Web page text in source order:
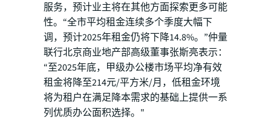
服务，预计业主将在其他方面探索更多可能
性。“全市平均租金连续多个季度大幅下
调，预计2025年租金仍将下降14.8%。”仲量
联行北京商业地产部高级董事张斯亮表示：
“至2025年底，甲级办公楼市场平均净有效
租金将降至214元/平方米/月，低租金环境
将为租户在满足降本需求的基础上提供一系
列优质办公面积选择。"